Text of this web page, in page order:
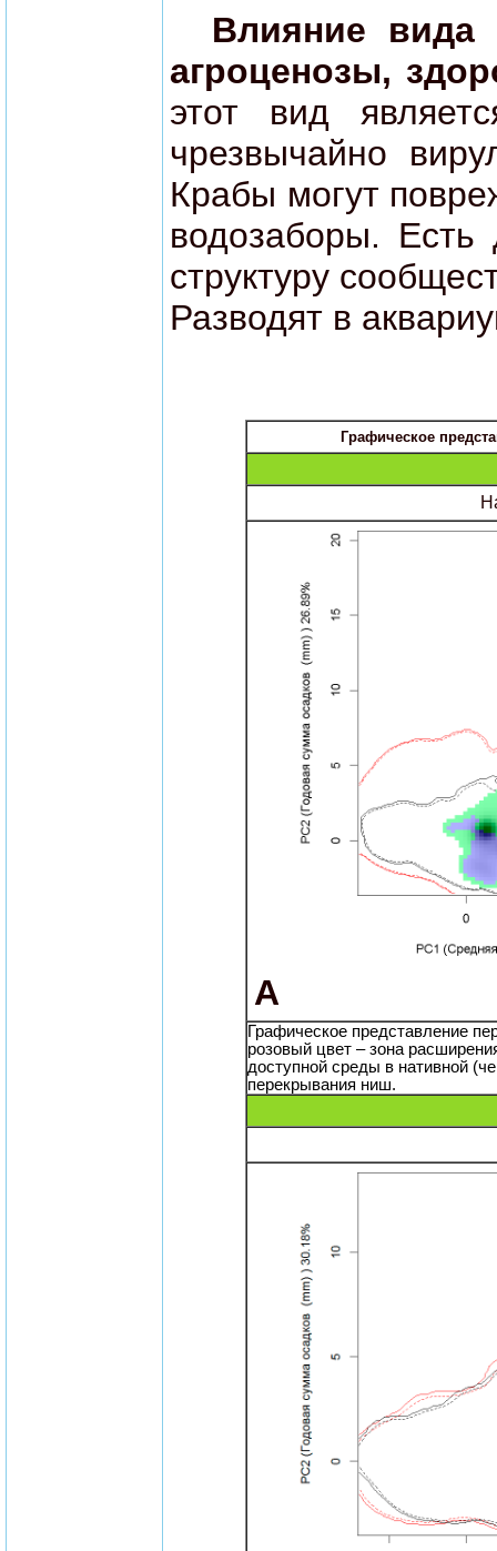
Влияние
агроценозы,
этот вид
чрезвычайно
Крабы могут
водозаборы. Есть
структуру
Разводят в
Графическое
A
Графическое представление
розовый цвет – зона
доступной среды в нативной
перекрывания ниш.